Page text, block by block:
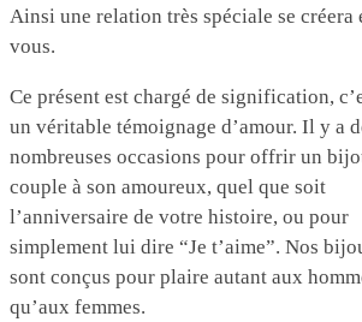
Ainsi une relation très spéciale se créera
vous.
Ce présent est chargé de signification,
un véritable témoignage d’amour. Il y a
nombreuses occasions pour offrir un
couple à son amoureux, quel que soit
l’anniversaire de votre histoire, ou pour
simplement lui dire “Je t’aime”. Nos
sont conçus pour plaire autant aux
qu’aux femmes.